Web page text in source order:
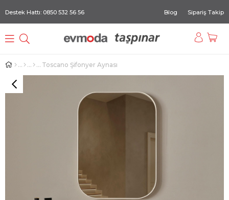
Destek Hattı: 0850 532 56 56 Blog Sipariş Takip
Toscano Şifonyer Aynası